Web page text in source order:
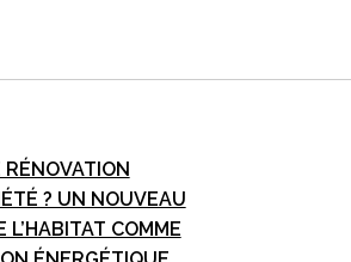
RÉNOVATION
? UN NOUVEAU
L’HABITAT COMME